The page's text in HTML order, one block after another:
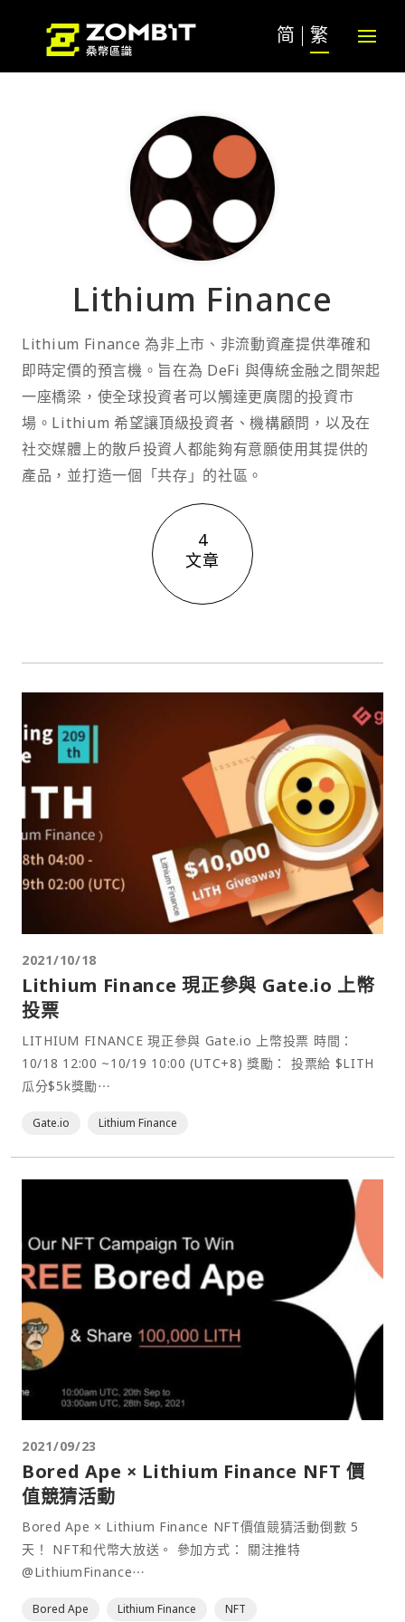
简 繁
Lithium Finance
Lithium Finance 為非上市、非流動資產提供準確和
即時定價的預言機。旨在為 DeFi 與傳統金融之間架起
一座橋梁，使全球投資者可以觸達更廣闊的投資市
場。Lithium 希望讓頂級投資者、機構顧問，以及在
社交媒體上的散戶投資人都能夠有意願使用其提供的
產品，並打造一個「共存」的社區。
4
文章
2021/10/18
Lithium Finance 現正參與 Gate.io 上幣
投票
LITHIUM FINANCE 現正參與 Gate.io 上幣投票 時間：
10/18 12:00 ~10/19 10:00 (UTC+8) 獎勵： 投票給 $LITH
瓜分$5k獎勵⋯
Gate.io Lithium Finance
2021/09/23
Bored Ape × Lithium Finance NFT 價
值競猜活動
Bored Ape × Lithium Finance NFT價值競猜活動倒數 5
天！ NFT和代幣大放送。 參加方式： 關注推特
@LithiumFinance⋯
Bored Ape Lithium Finance NFT